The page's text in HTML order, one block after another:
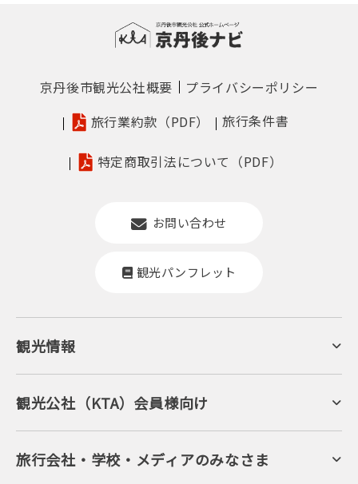
京丹後市観光公社概要
プライバシーポリシー
旅行業約款（PDF）
旅行条件書
特定商取引法について（PDF）
お問い合わせ
観光パンフレット
観光情報
京丹後について
ジオパークの絶景
キャンプ・グランピング
自然景観
旬の食
フルーツ
美術館・資料館
観光公社（KTA）会員様向け
KTA会員コミュニティ
会員向けサービス
KTAニュースレター
会員加入・会員情報（会員規程）
旅行会社・学校・メディアのみなさま
プレスリリース